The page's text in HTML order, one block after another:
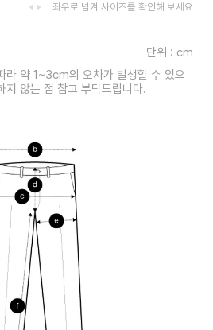
좌우로 넘겨 사이즈를 확인해 보세요
단위 : cm
라 약 1~3cm의 오차가 발생할 수 있으
지 않는 점 참고 부탁드립니다.